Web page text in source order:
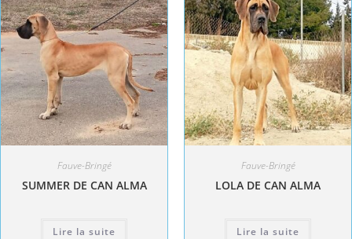
Fauve-Bringé
SUMMER DE CAN ALMA
Lire la suite
Fauve-Bringé
LOLA DE CAN ALMA
Lire la suite